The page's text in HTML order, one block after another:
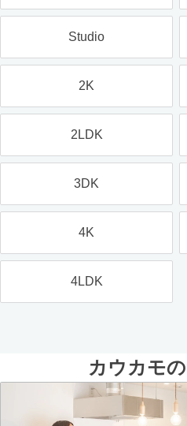
Studio
2K
2LDK
3DK
4K
4LDK
カウカモ